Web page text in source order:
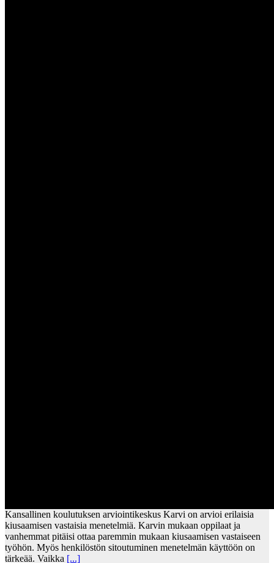
Kansallinen koulutuksen arviointikeskus Karvi on arvioi erilaisia
kiusaamisen vastaisia menetelmiä. Karvin mukaan oppilaat ja
vanhemmat pitäisi ottaa paremmin mukaan kiusaamisen vastaiseen
työhön. Myös henkilöstön sitoutuminen menetelmän käyttöön on
tärkeää. Vaikka [...]